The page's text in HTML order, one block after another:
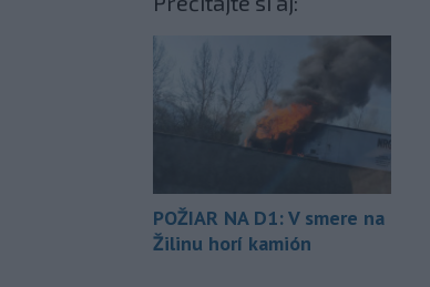
POŽIAR NA D1: V smere na
Žilinu horí kamión